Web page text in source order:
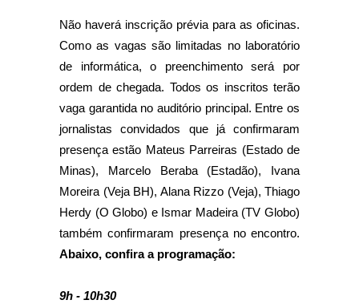
Não haverá inscrição prévia para as oficinas.
Como as vagas são limitadas no laboratório
de informática, o preenchimento será por
ordem de chegada. Todos os inscritos terão
vaga garantida no auditório principal. Entre os
jornalistas convidados que já confirmaram
presença estão Mateus Parreiras (Estado de
Minas), Marcelo Beraba (Estadão), Ivana
Moreira (Veja BH), Alana Rizzo (Veja), Thiago
Herdy (O Globo) e Ismar Madeira (TV Globo)
também confirmaram presença no encontro.
Abaixo, confira a programação:
9h - 10h30